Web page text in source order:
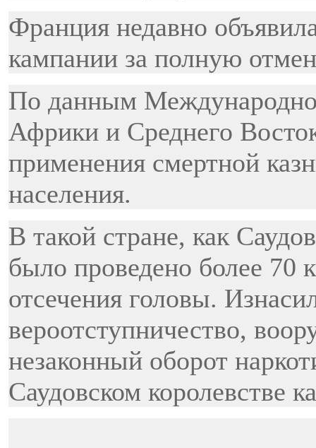
Франция недавно
кампании за полную
По данным
Африки и Среднего
применения смертной
населения.
В такой стране, как
было проведено более 70
отсечения головы.
вероотступничество,
незаконный оборот
Саудовском королевстве